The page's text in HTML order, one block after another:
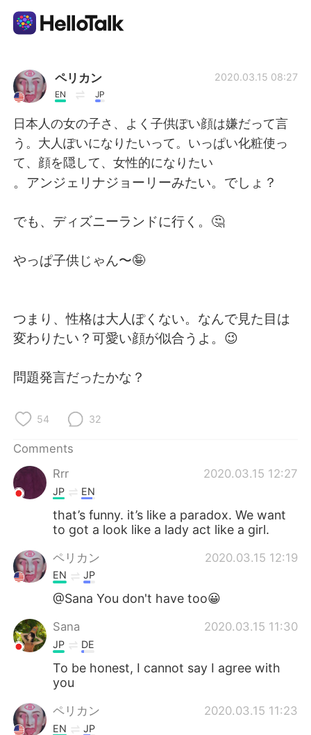
Language Exchange App
AI Grammar Checker
English
日本語 한국어
Indonesia Italiano
Türkçe
Português
ペリカン
EN JP
2020.03.15 08:27
日本人の女の子さ、よく子供ぽい顔は嫌だって言
う。大人ぽいになりたいって。いっぱい化粧使っ
て、顔を隠して、女性的になりたい
。アンジェリナジョーリーみたい。でしょ？
でも、ディズニーランドに行く。🤔
やっぱ子供じゃん〜🤪
つまり、性格は大人ぽくない。なんで見た目は
変わりたい？可愛い顔が似合うよ。😉
問題発言だったかな？
54 32
Comments
Rrr
2020.03.15 12:27
JP EN
that’s funny. it’s like a paradox. We want
to got a look like a lady act like a girl.
ペリカン 2020.03.15 12:19
EN JP
@Sana You don't have too😀
Sana 2020.03.15 11:30
JP DE
To be honest, I cannot say I agree with
you
ペリカン 2020.03.15 11:23
EN JP